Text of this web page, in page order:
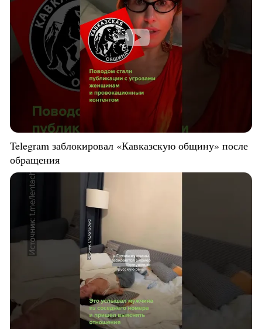
Telegram заблокировал «Кавказскую общину» после
обращения